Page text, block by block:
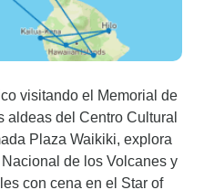
visitando el Memorial de
aldeas del Centro Cultural
Plaza Waikiki, explora
de los Volcanes y
con cena en el Star of